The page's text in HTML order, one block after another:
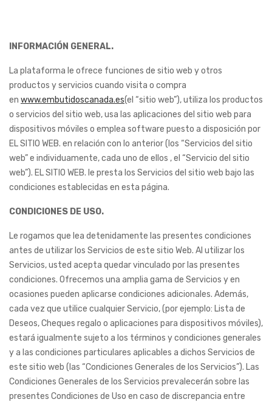
INFORMACIÓN GENERAL.
La plataforma le ofrece funciones de sitio web y otros
productos y servicios cuando visita o compra
en www.embutidoscanada.es(el “sitio web”), utiliza los productos
o servicios del sitio web, usa las aplicaciones del sitio web para
dispositivos móviles o emplea software puesto a disposición por
EL SITIO WEB. en relación con lo anterior (los “Servicios del sitio
web” e individuamente, cada uno de ellos , el “Servicio del sitio
web”). EL SITIO WEB. le presta los Servicios del sitio web bajo las
condiciones establecidas en esta página.
CONDICIONES DE USO.
Le rogamos que lea detenidamente las presentes condiciones
antes de utilizar los Servicios de este sitio Web. Al utilizar los
Servicios, usted acepta quedar vinculado por las presentes
condiciones. Ofrecemos una amplia gama de Servicios y en
ocasiones pueden aplicarse condiciones adicionales. Además,
cada vez que utilice cualquier Servicio, (por ejemplo: Lista de
Deseos, Cheques regalo o aplicaciones para dispositivos móviles),
estará igualmente sujeto a los términos y condiciones generales
y a las condiciones particulares aplicables a dichos Servicios de
este sitio web (las “Condiciones Generales de los Servicios”). Las
Condiciones Generales de los Servicios prevalecerán sobre las
presentes Condiciones de Uso en caso de discrepancia entre